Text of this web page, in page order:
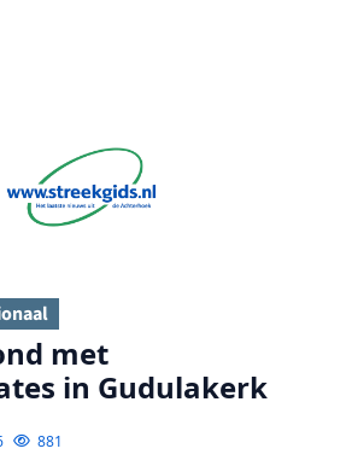
met
in Gudulakerk
881